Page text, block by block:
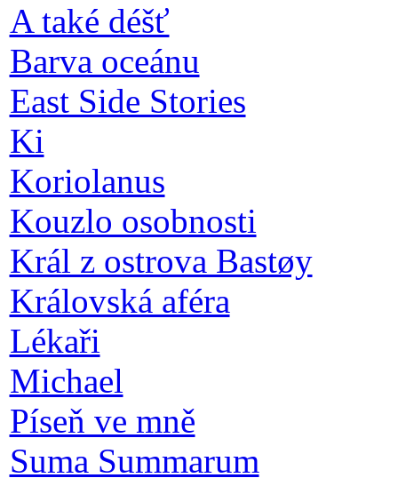
A také déšť
Barva oceánu
East Side Stories
Ki
Koriolanus
Kouzlo osobnosti
Král z ostrova Bastøy
Královská aféra
Lékaři
Michael
Píseň ve mně
Suma Summarum